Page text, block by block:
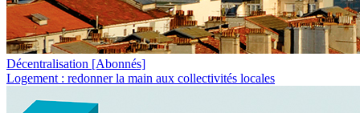
Décentralisation [Abonnés]
Logement : redonner la main aux collectivités locales